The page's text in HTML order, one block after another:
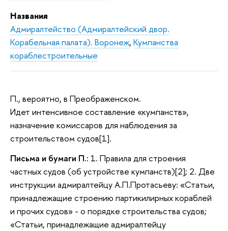
Названия
Адмиралтейство (Адмиралтейский двор.
Корабельная палата). Воронеж, Кумпанства
кораблестроительные
П., вероятно, в Преображенском.
Идет интенсивное составление «кумпанств»,
назначение комиссаров для наблюдения за
строительством судов[1].
Письма и бумаги П.: 1. Правила для строения
частных судов (об устройстве кумпанств)[2]; 2. Две
инструкции адмиралтейцу А.П.Протасьеву: «Статьи,
принадлежащие строению партикилирных кораблей
и прочих судов» - о порядке строительства судов;
«Статьи, принадлежащие адмиралтейцу